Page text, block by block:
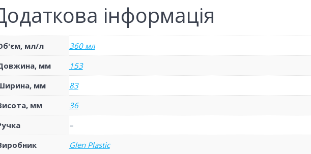
інформація
мл/л
360 мл
мм
153
мм
83
мм
36
–
Glen Plastic